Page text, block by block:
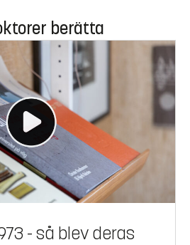
berätta
- så blev deras